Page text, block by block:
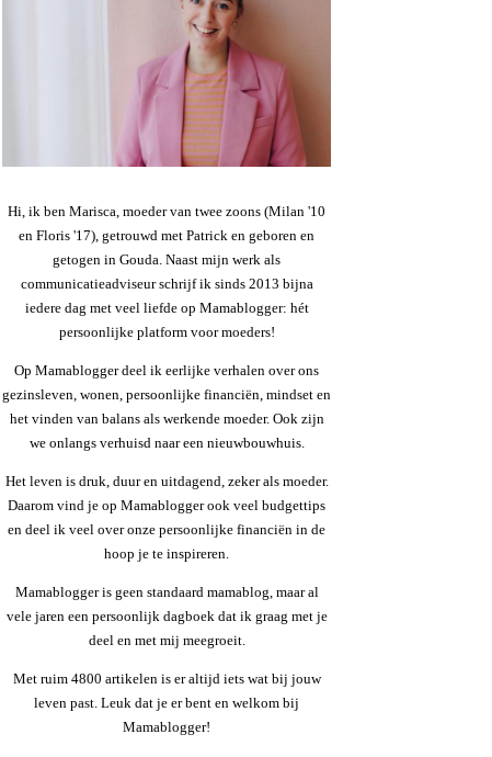
Hi, ik ben Marisca, moeder van twee zoons (Milan '10
en Floris '17), getrouwd met Patrick en geboren en
getogen in Gouda. Naast mijn werk als
communicatieadviseur schrijf ik sinds 2013 bijna
iedere dag met veel liefde op Mamablogger: hét
persoonlijke platform voor moeders!
Op Mamablogger deel ik eerlijke verhalen over ons
gezinsleven, wonen, persoonlijke financiën, mindset en
het vinden van balans als werkende moeder. Ook zijn
we onlangs verhuisd naar een nieuwbouwhuis.
Het leven is druk, duur en uitdagend, zeker als moeder.
Daarom vind je op Mamablogger ook veel budgettips
en deel ik veel over onze persoonlijke financiën in de
hoop je te inspireren.
Mamablogger is geen standaard mamablog, maar al
vele jaren een persoonlijk dagboek dat ik graag met je
deel en met mij meegroeit.
Met ruim 4800 artikelen is er altijd iets wat bij jouw
leven past. Leuk dat je er bent en welkom bij
Mamablogger!